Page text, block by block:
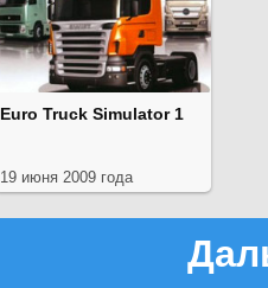
Euro Truck Simulator 1
19 июня 2009 года